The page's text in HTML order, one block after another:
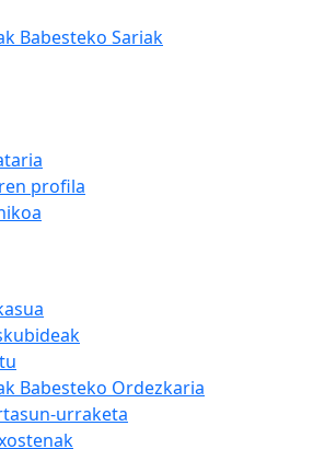
Babesteko Sariak
profila
Babesteko Ordezkaria
urraketa